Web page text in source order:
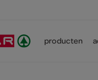
producten